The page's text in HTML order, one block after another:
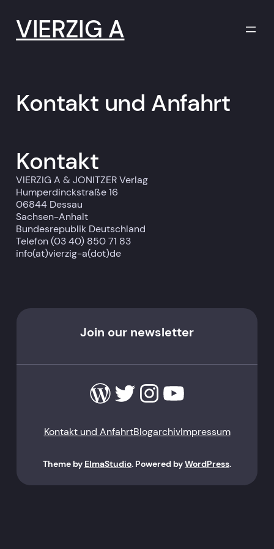
VIERZIG A
Kontakt und Anfahrt
Kontakt
VIERZIG A & JONITZER Verlag
Humperdinckstraße 16
06844 Dessau
Sachsen-Anhalt
Bundesrepublik Deutschland
Telefon (03 40) 850 71 83
info(at)vierzig-a(dot)de
Join our newsletter
WordPress
TwitterInstagram
YouTube
Kontakt und AnfahrtBlogarchivImpressum
Theme by ElmaStudio. Powered byWordPress.